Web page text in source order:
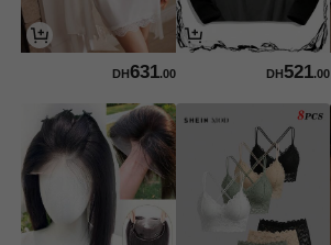
DH521.00
DH631.00